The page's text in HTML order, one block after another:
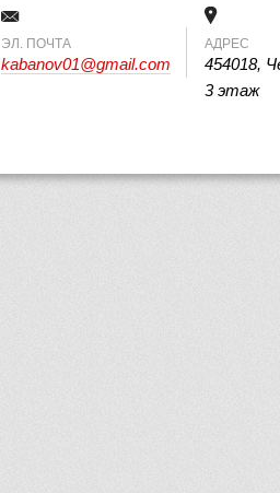
ЭЛ. ПОЧТА
kabanov01@gmail.com
АДРЕС
454018,
3 этаж